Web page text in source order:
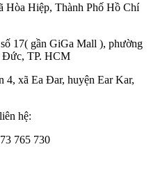
Hòa Hiệp, Thành Phố Hồ Chí
17( gần GiGa Mall ), phường
Đức, TP. HCM
4, xã Ea Đar, huyện Ear Kar,
hệ:
765 730